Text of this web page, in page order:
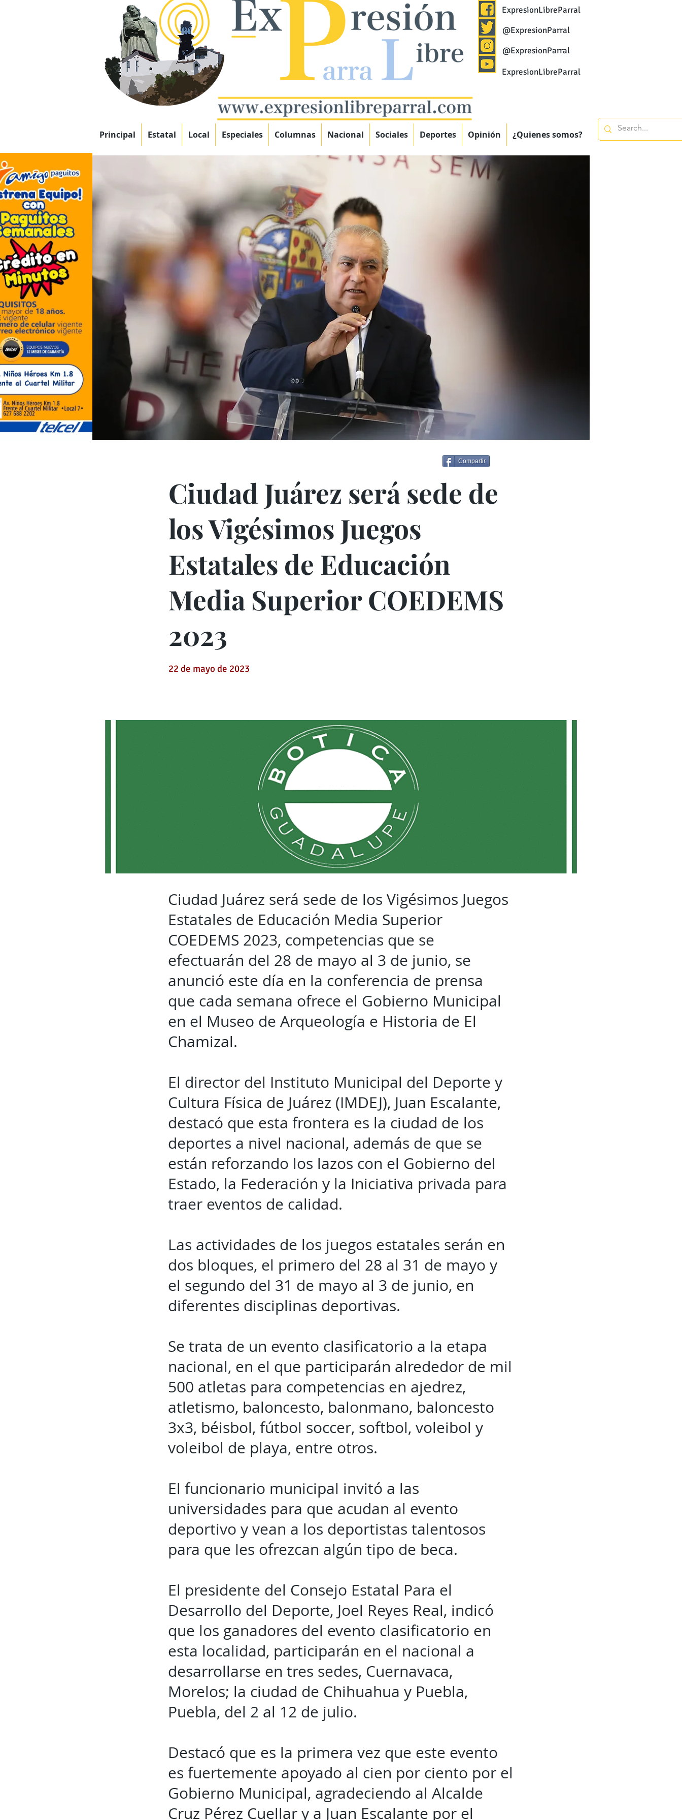
ExpresionLibreParral
@ExpresionParral
@ExpresionParral
ExpresionLibreParral
Principal Estatal Local Especiales Columnas Nacional Sociales Deportes Opinión ¿Quienes somos?
Compartir
Ciudad Juárez será sede de
los Vigésimos Juegos
Estatales de Educación
Media Superior COEDEMS
2023
22 de mayo de 2023
Ciudad Juárez será sede de los Vigésimos Juegos
Estatales de Educación Media Superior
COEDEMS 2023, competencias que se
efectuarán del 28 de mayo al 3 de junio, se
anunció este día en la conferencia de prensa
que cada semana ofrece el Gobierno Municipal
en el Museo de Arqueología e Historia de El
Chamizal.
El director del Instituto Municipal del Deporte y
Cultura Física de Juárez (IMDEJ), Juan Escalante,
destacó que esta frontera es la ciudad de los
deportes a nivel nacional, además de que se
están reforzando los lazos con el Gobierno del
Estado, la Federación y la Iniciativa privada para
traer eventos de calidad.
Las actividades de los juegos estatales serán en
dos bloques, el primero del 28 al 31 de mayo y
el segundo del 31 de mayo al 3 de junio, en
diferentes disciplinas deportivas.
Se trata de un evento clasificatorio a la etapa
nacional, en el que participarán alrededor de mil
500 atletas para competencias en ajedrez,
atletismo, baloncesto, balonmano, baloncesto
3x3, béisbol, fútbol soccer, softbol, voleibol y
voleibol de playa, entre otros.
El funcionario municipal invitó a las
universidades para que acudan al evento
deportivo y vean a los deportistas talentosos
para que les ofrezcan algún tipo de beca.
El presidente del Consejo Estatal Para el
Desarrollo del Deporte, Joel Reyes Real, indicó
que los ganadores del evento clasificatorio en
esta localidad, participarán en el nacional a
desarrollarse en tres sedes, Cuernavaca,
Morelos; la ciudad de Chihuahua y Puebla,
Puebla, del 2 al 12 de julio.
Destacó que es la primera vez que este evento
es fuertemente apoyado al cien por ciento por el
Gobierno Municipal, agradeciendo al Alcalde
Cruz Pérez Cuellar y a Juan Escalante por el